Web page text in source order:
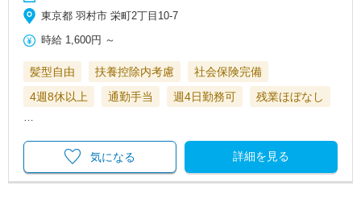
東京都 羽村市 栄町2丁目10-7
時給 1,600円 ～
髪型自由 扶養控除内考慮
社会保険完備
4週8休以上
通勤手当 週4日勤務可 残業ほぼなし
…
詳細を見る
気になる